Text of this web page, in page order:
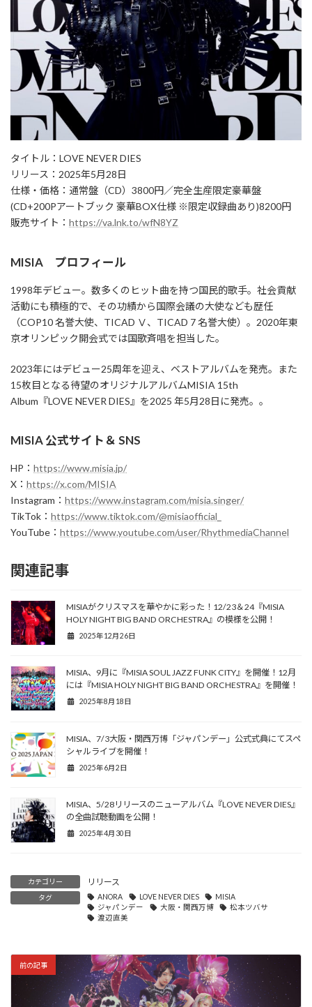
タイトル：LOVE NEVER DIES
リリース：2025年5月28日
仕様・価格：通常盤（CD）3800円／完全生産限定豪華盤
(CD+200Pアートブック 豪華BOX仕様 ※限定収録曲あり)8200円
販売サイト： https://va.lnk.to/wfN8YZ
MISIA プロフィール
1998年デビュー。数多くのヒット曲を持つ国民的歌手。社会貢献
活動にも積極的で、その功績から国際会議の大使なども歴任
（COP10 名誉大使、TICAD Ⅴ、TICAD 7 名誉大使）。2020年東
京オリンピック開会式では国歌斉唱を担当した。
2023年にはデビュー25周年を迎え、ベストアルバムを発売。また
15枚目となる待望のオリジナルアルバムMISIA 15th
Album『LOVE NEVER DIES』を2025 年5月28日に発売。。
MISIA 公式サイト＆ SNS
HP： https://www.misia.jp/
X： https://x.com/MISIA
Instagram： https://www.instagram.com/misia.singer/
TikTok： https://www.tiktok.com/@misiaofficial_
YouTube： https://www.youtube.com/user/RhythmediaChannel
関連記事
MISIAがクリスマスを華やかに彩った！12/23＆24『MISIA
HOLY NIGHT BIG BAND ORCHESTRA』の模様を公開！
2025年12月26日
MISIA、9月に『MISIA SOUL JAZZ FUNK CITY』を開催！12月
には『MISIA HOLY NIGHT BIG BAND ORCHESTRA』を開催！
2025年8月18日
MISIA、7/3大阪・関西万博「ジャパンデー」公式式典にてスペ
シャルライブを開催！
2025年6月2日
MISIA、5/28リリースのニューアルバム『LOVE NEVER DIES』
の全曲試聴動画を公開！
2025年4月30日
カテゴリー リリース
タグ ANORA LOVE NEVER DIES
MISIA
ジャパンデー
大阪・関西万博
松本ツバサ
渡辺直美
前の記事